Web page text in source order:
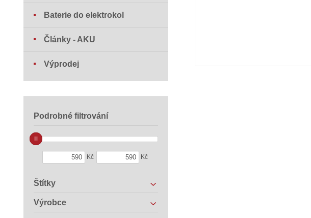
Baterie do elektrokol
Články - AKU
Výprodej
Podrobné filtrování
Kč Kč
Štítky
Výrobce